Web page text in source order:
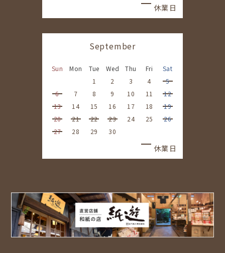
休業日
September
Sun Mon Tue Wed Thu Fri
Sat
1
2 3 4
5
6
7 8 9 10 11
12
13
14 15 16 17 18
19
20
21 22 23 24 25
26
27
28 29 30
休業日